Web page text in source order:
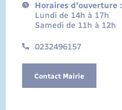
Horaires d'ouverture :
Lundi de 14h à 17h
Samedi de 11h à 12h
0232496157
Contact Mairie